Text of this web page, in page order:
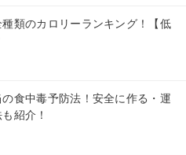
類のカロリーランキング！【低
食中毒予防法！安全に作る・運
紹介！